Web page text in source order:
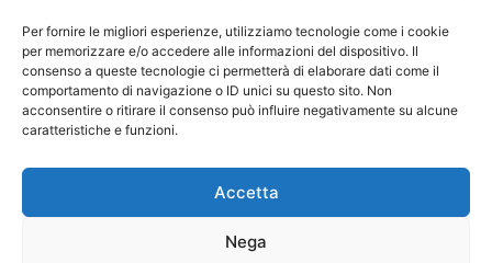
Per fornire le migliori esperienze, utilizziamo tecnologie come i cookie
per memorizzare e/o accedere alle informazioni del dispositivo. Il
consenso a queste tecnologie ci permetterà di elaborare dati come il
comportamento di navigazione o ID unici su questo sito. Non
acconsentire o ritirare il consenso può influire negativamente su alcune
caratteristiche e funzioni.
Accetta
Nega
Federazione Nazionale Degli Ordini dei Biologi:
codice fiscale 80069130583
Responsabile sito internet www.fnob.it: